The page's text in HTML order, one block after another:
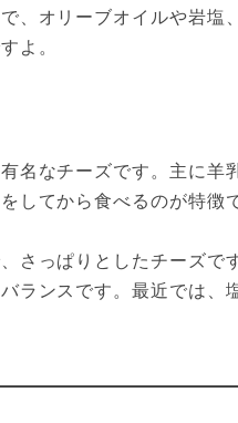
、オリーブオイルや岩
よ。
名なチーズです。主に羊
してから食べるのが特徴
さっぱりとしたチーズ
ランスです。最近では、